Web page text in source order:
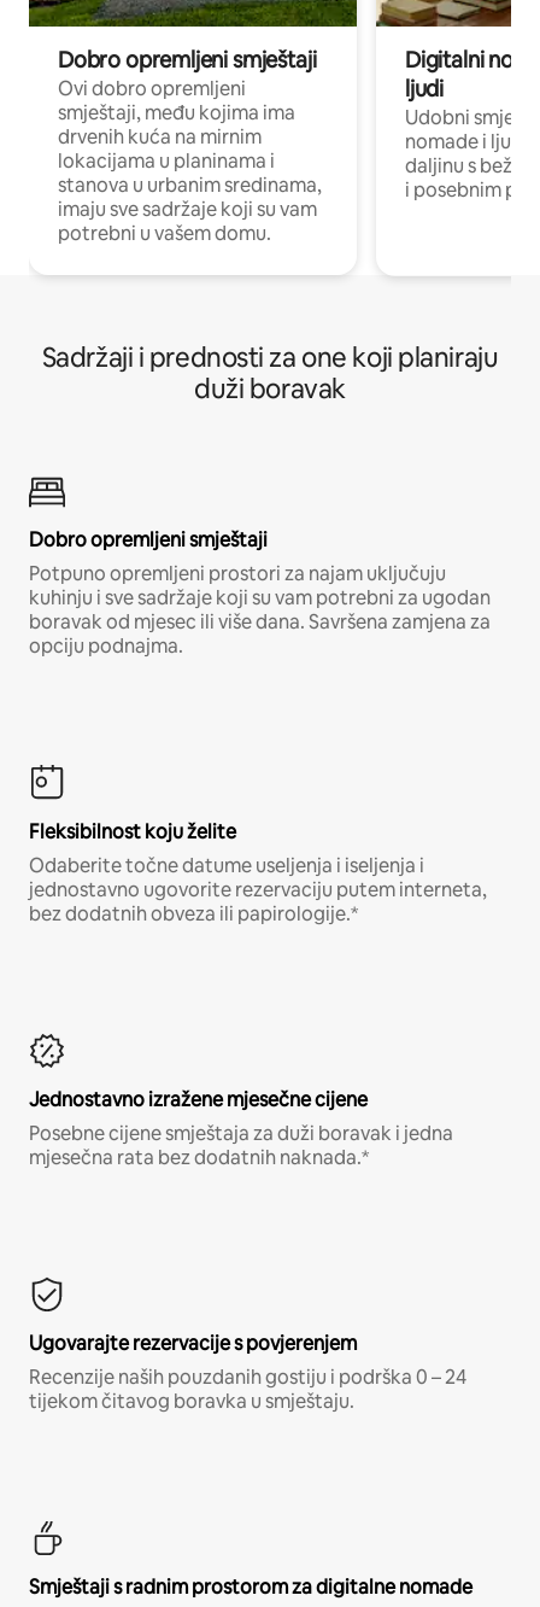
Dobro opremljeni smještaji
Ovi dobro opremljeni
smještaji, među kojima ima
drvenih kuća na mirnim
lokacijama u planinama i
stanova u urbanim sredinama,
imaju sve sadržaje koji su vam
potrebni u vašem domu.
Digitalni
ljudi
Udobni
nomade i ljude
daljinu s
i posebnim
Sadržaji i prednosti za one koji planiraju
duži boravak
Dobro opremljeni smještaji
Potpuno opremljeni prostori za najam uključuju
kuhinju i sve sadržaje koji su vam potrebni za ugodan
boravak od mjesec ili više dana. Savršena zamjena za
opciju podnajma.
Fleksibilnost koju želite
Odaberite točne datume useljenja i iseljenja i
jednostavno ugovorite rezervaciju putem interneta,
bez dodatnih obveza ili papirologije.*
Jednostavno izražene mjesečne cijene
Posebne cijene smještaja za duži boravak i jedna
mjesečna rata bez dodatnih naknada.*
Ugovarajte rezervacije s povjerenjem
Recenzije naših pouzdanih gostiju i podrška 0 – 24
tijekom čitavog boravka u smještaju.
Smještaji s radnim prostorom za digitalne nomade